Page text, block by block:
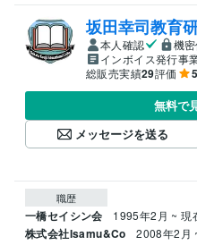
坂田幸司教育
本人確認
機
インボイス発行事
総販売実績29評価
無料で
メッセージを送る
職歴
一橋セイシン会 1995年2月 ~ 現
株式会社Isamu&Co 2008年2月